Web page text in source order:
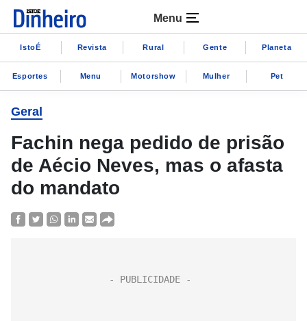
Menu
IstoÉ Revista Rural Gente Planeta
Esportes Menu Motorshow Mulher Pet
Geral
Fachin nega pedido de prisão
de Aécio Neves, mas o afasta
do mandato